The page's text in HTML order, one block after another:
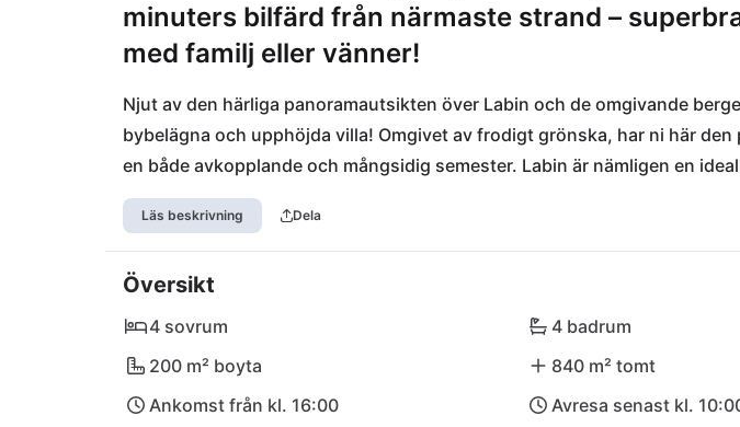
minuters bilfärd från närmaste strand –
med familj eller vänner!
Njut av den härliga panoramautsikten över Labin och de omgivande
bybelägna och upphöjda villa! Omgivet av frodigt grönska, har ni här
en både avkopplande och mångsidig semester. Labin är nämligen en
utflykter till olika platser i centrala Istrien och till öarna i Kvarnerbukten.
den lilla staden restauranger, barer och stormarknader. Bageri, café och
ligger bara 10 minuters bilresa från er luxuösa villa. Till stranden i Rabac
kvart med bil.
Läs beskrivning Dela
Översikt
4 sovrum
4 badrum
200 m² boyta
840 m² tomt
Ankomst från kl. 16:00
Avresa senast kl.